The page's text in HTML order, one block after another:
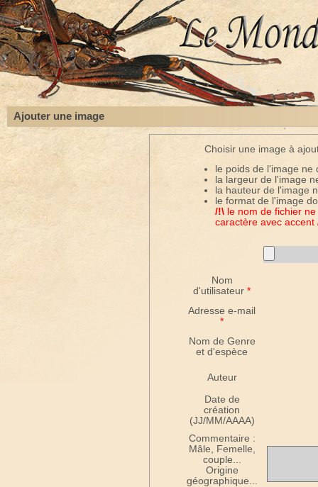
Ajouter une image
Choisir une image à
le poids de l'image ne
la largeur de l'image
la hauteur de l'image
le format de l'image
/!\le nom de fichier ne
caractère avec accent
Nom
d'utilisateur *
Adresse e-mail
*
Nom de Genre
et d'espèce
Auteur
Date de
création
(JJ/MM/AAAA)
Commentaire :
Mâle, Femelle,
couple...
Origine
géographique...